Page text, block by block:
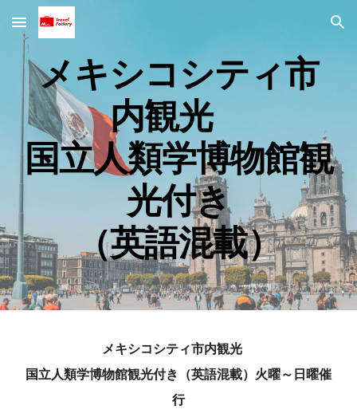
Skip to main content Skip to navigation
メキシコシティ市
内観光
国立人類学博物館観
光付き
（英語混載）
メキシコシティ市内観光
国立人類学博物館観光付き（英語混載）火曜～日曜催
行